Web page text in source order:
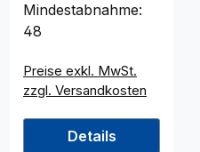
Mindestabnahme:
48
Preise exkl. MwSt.
zzgl. Versandkosten
Details